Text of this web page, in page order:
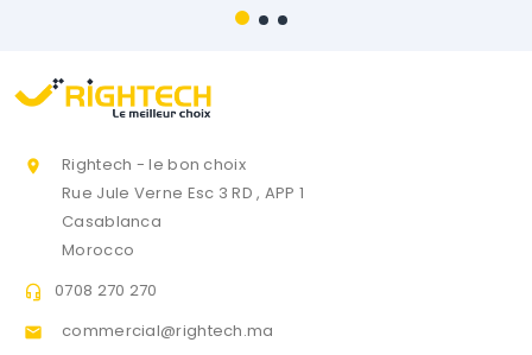

Rightech - le bon choix
Rue Jule Verne Esc 3 RD , APP 1
Casablanca
Morocco
 0708 270 270
 commercial@rightech.ma